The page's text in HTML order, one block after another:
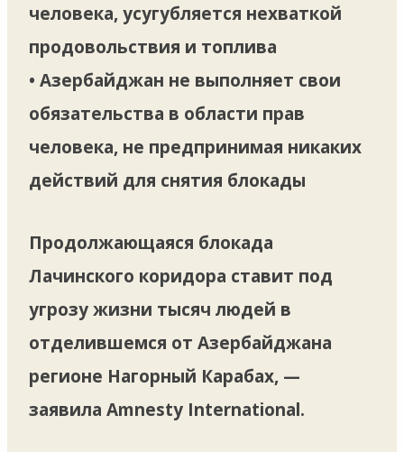
человека, усугубляется нехваткой
продовольствия и топлива
• Азербайджан не выполняет свои
обязательства в области прав
человека, не предпринимая никаких
действий для снятия блокады
Продолжающаяся блокада
Лачинского коридора ставит под
угрозу жизни тысяч людей в
отделившемся от Азербайджана
регионе Нагорный Карабах, —
заявила Amnesty International.